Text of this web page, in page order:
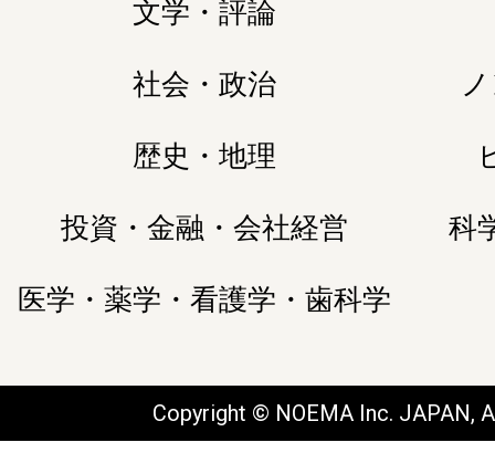
文学・評論
社会・政治
歴史・地理
投資・金融・会社経営 科
医学・薬学・看護学・歯科学
Copyright © NOEMA Inc. JAPAN,